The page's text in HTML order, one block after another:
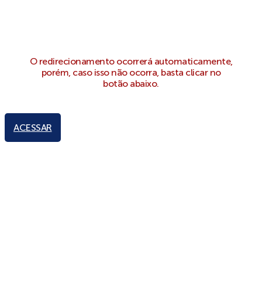
O redirecionamento ocorrerá automaticamente,
porém, caso isso não ocorra, basta clicar no
botão abaixo.
ACESSAR